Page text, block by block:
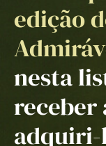
edição
nesta
receber